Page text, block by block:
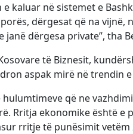
kaluar në sistemet e
dërgesat që na vijnë,
dërgesa private”, tha
të Biznesit,
aspak mirë në trendin
hulumtimeve që ne
Rritja ekonomike është
rritje të punësimit vetëm